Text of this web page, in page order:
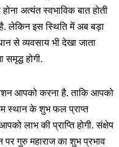
अत्यंत स्वभाविक बात होती
लेकिन इस स्थिति में अब बड़ा
से व्यवसाय भी देखा जाता
होगी.
आपको करना है. ताकि आपको
स्थान के शुभ फल प्राप्त
लाभ की प्राप्ति होगी. संक्षेप
गुरु महाराज का शुभ प्रभाव